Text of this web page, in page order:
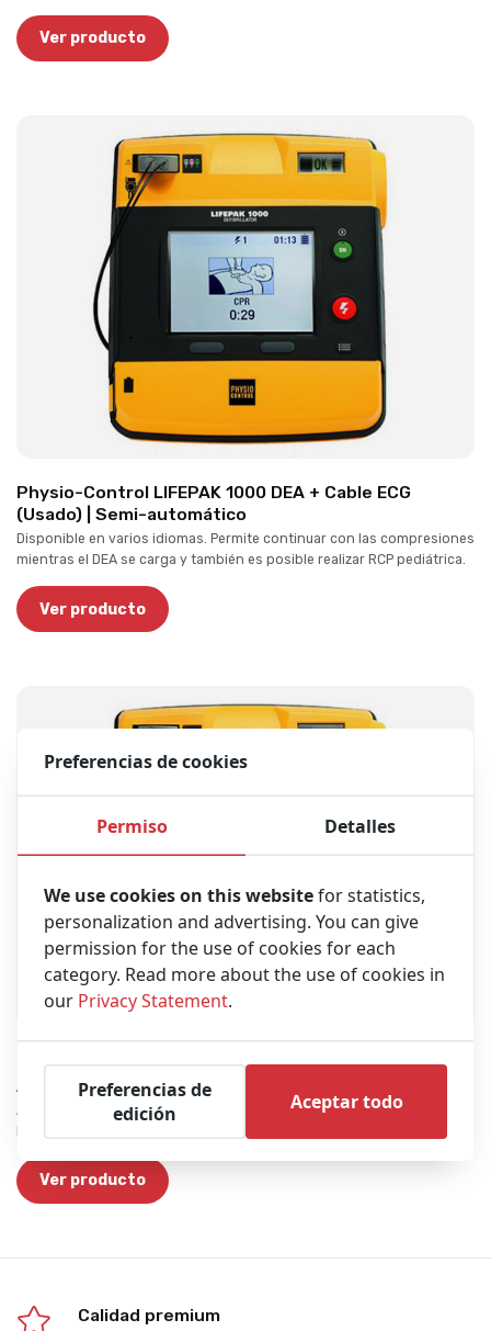
Ver producto
Physio-Control LIFEPAK 1000 DEA + Cable ECG
(Usado) | Semi-automático
Disponible en varios idiomas. Permite continuar con las compresiones
mientras el DEA se carga y también es posible realizar RCP pediátrica.
Ver producto
Physio-Control LIFEPAK 1000 AED (Used) | Semi-
Automatic
Available in different languages. An easy-to use, robust device with a
large, intuitive touch screen with clear instructions and images.
Ver producto
Calidad premium
Preferencias de cookies
Permiso Detalles
We use cookies on this websitefor statistics,
personalization and advertising. You can give
permission for the use of cookies for each
category. Read more about the use of cookies in
our Privacy Statement.
Preferencias de
edición
Aceptar todo